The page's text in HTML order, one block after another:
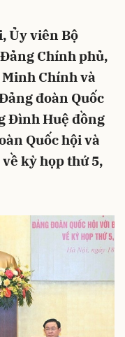
Ủy viên Bộ
Chính phủ,
Chính và
đoàn Quốc
Đình Huệ đồng
Quốc hội và
kỳ họp thứ 5,